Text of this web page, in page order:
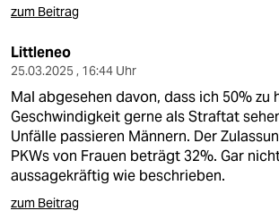
zum Beitrag
Littleneo
25.03.2025 , 16:44 Uhr
Mal abgesehen davon, dass ich 50% zu
Geschwindigkeit gerne als Straftat
Unfälle passieren Männern. Der
PKWs von Frauen beträgt 32%. Gar
aussagekräftig wie beschrieben.
zum Beitrag